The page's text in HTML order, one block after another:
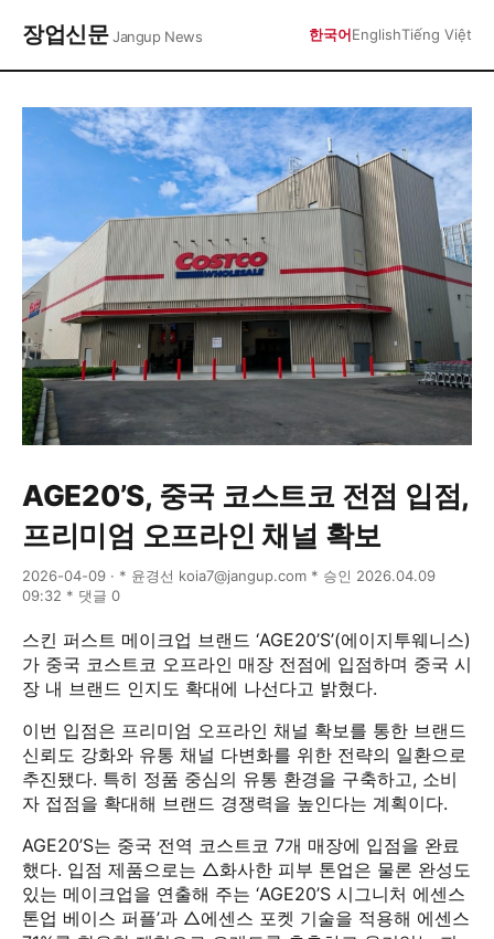
장업신문Jangup News 한국어EnglishTiếng Việt
AGE20’S, 중국 코스트코 전점 입점,
프리미엄 오프라인 채널 확보
2026-04-09 · * 윤경선 koia7@jangup.com * 승인 2026.04.09
09:32 * 댓글 0
스킨 퍼스트 메이크업 브랜드 ‘AGE20’S’(에이지투웨니스)
가 중국 코스트코 오프라인 매장 전점에 입점하며 중국 시
장 내 브랜드 인지도 확대에 나선다고 밝혔다.
이번 입점은 프리미엄 오프라인 채널 확보를 통한 브랜드
신뢰도 강화와 유통 채널 다변화를 위한 전략의 일환으로
추진됐다. 특히 정품 중심의 유통 환경을 구축하고, 소비
자 접점을 확대해 브랜드 경쟁력을 높인다는 계획이다.
AGE20’S는 중국 전역 코스트코 7개 매장에 입점을 완료
했다. 입점 제품으로는 △화사한 피부 톤업은 물론 완성도
있는 메이크업을 연출해 주는 ‘AGE20’S 시그니처 에센스
톤업 베이스 퍼플’과 △에센스 포켓 기술을 적용해 에센스